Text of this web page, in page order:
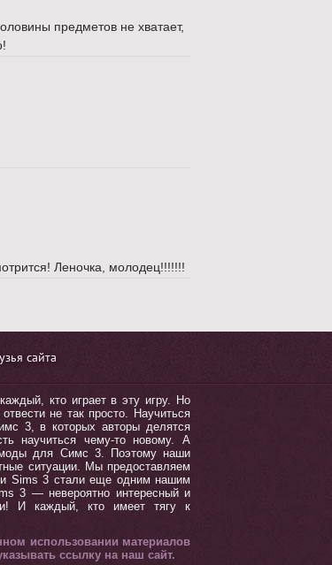
предметов не хватает,
Леночка, молодец!!!!!!!
сайта
кто играет в эту игру. Но
не так просто. Научиться
3, в которых авторы делятся
научиться чему-то новому. А
моды для Симс 3. Поэтому наши
ситуации. Мы предоставляем
Sims 3 стали еще одним нашим
3 — невероятно интересный и
И каждый, кто имеет тягу к
использовании материалов
ссылку на наш сайт.